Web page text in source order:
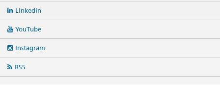
LinkedIn
YouTube
Instagram
RSS